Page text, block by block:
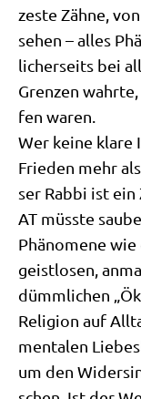
zeste Zäh­ne,
se­hen – alles
li­cher­seits bei
Gren­zen
fen waren.
Wer kei­ne
Frie­den mehr
ser Rab­bi ist
AT müss­te
Phä­no­me­ne
geist­lo­sen,
dümm­li­chen
Reli­gi­on auf
men­ta­len
um den